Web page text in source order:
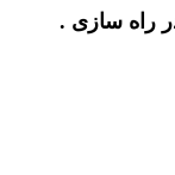
راه سازی .